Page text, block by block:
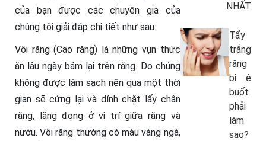
của bạn được các chuyên gia của
chúng tôi giải đáp chi tiết như sau:
Vôi răng (Cao răng) là những vụn thức
ăn lâu ngày bám lại trên răng. Do chúng
không được làm sạch nên qua một thời
gian sẽ cứng lại và dính chặt lấy chân
răng, lắng đọng ở vị trí giữa răng và
nướu. Vôi răng thường có màu vàng ngà,
NHẤT
Tẩy
trắng
răng
bị ê
buốt
phải
làm
sao?